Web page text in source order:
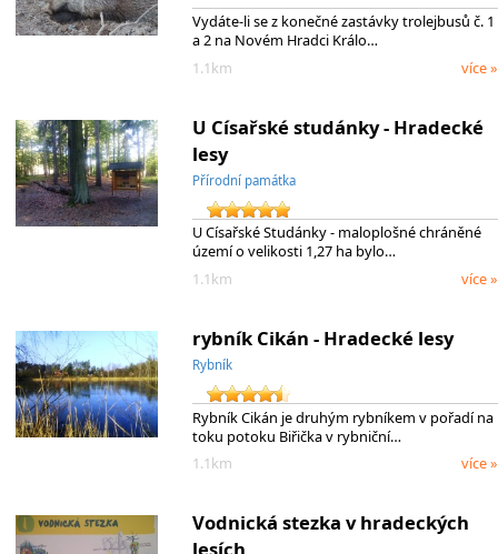
Vydáte-li se z konečné zastávky trolejbusů č. 1
a 2 na Novém Hradci Králo…
1.1km
více »
U Císařské studánky - Hradecké
lesy
Přírodní památka
U Císařské Studánky - maloplošné chráněné
území o velikosti 1,27 ha bylo…
1.1km
více »
rybník Cikán - Hradecké lesy
Rybník
Rybník Cikán je druhým rybníkem v pořadí na
toku potoku Biřička v rybniční…
1.1km
více »
Vodnická stezka v hradeckých
lesích